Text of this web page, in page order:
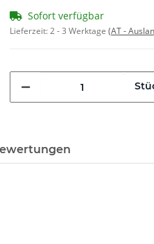
Sofort verfügbar
Lieferzeit:2 - 3 Werktage (AT -